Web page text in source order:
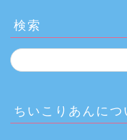
検索
ちいこりあんにつ